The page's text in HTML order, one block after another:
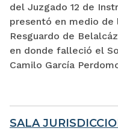
del Juzgado 12 de
presentó en medio de
Resguardo de
en donde falleció el
Camilo García
SALA